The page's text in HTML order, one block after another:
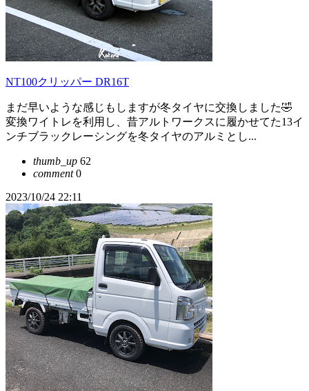
NT100クリッパー DR16T
まだ早いような感じもしますが冬タイヤに交換しました🤣
変換ワイトレを利用し、昔アルトワークスに履かせてた13イ
ンチブラックレーシングを冬タイヤのアルミとし...
thumb_up 62
comment0
2023/10/24 22:11